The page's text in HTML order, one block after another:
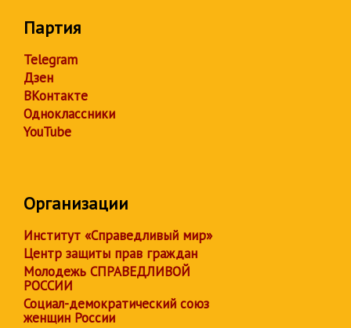
Партия
Telegram
Дзен
ВКонтакте
Одноклассники
YouTube
Организации
Институт «Справедливый мир»
Центр защиты прав граждан
Молодежь СПРАВЕДЛИВОЙ
РОССИИ
Социал-демократический союз
женщин России